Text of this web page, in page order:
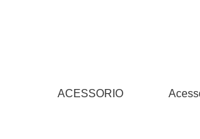
ACESSORIO